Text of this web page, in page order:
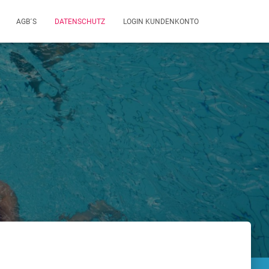
AGB´S DATENSCHUTZ LOGIN KUNDENKONTO